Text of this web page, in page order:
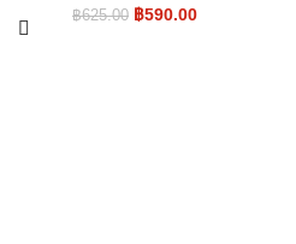
฿625.00 ฿590.00